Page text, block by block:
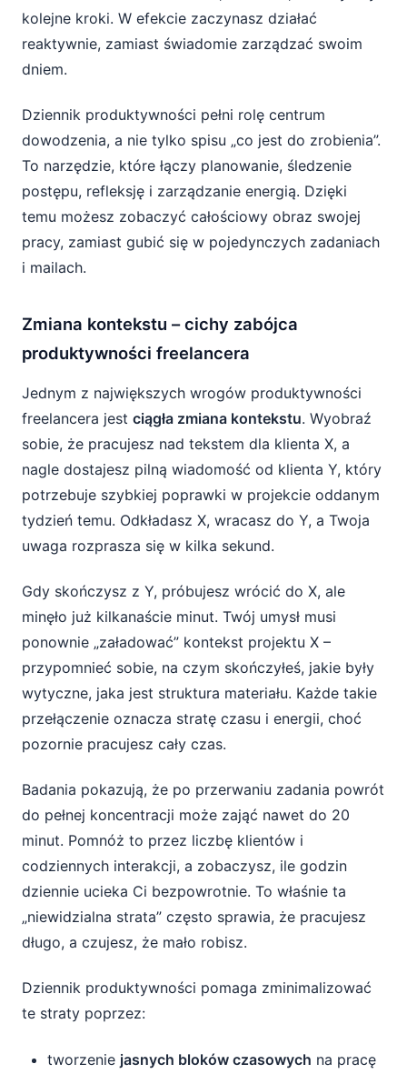
kolejne kroki. W efekcie zaczynasz działać
reaktywnie, zamiast świadomie zarządzać swoim
dniem.
Dziennik produktywności pełni rolę centrum
dowodzenia, a nie tylko spisu „co jest do zrobienia”.
To narzędzie, które łączy planowanie, śledzenie
postępu, refleksję i zarządzanie energią. Dzięki
temu możesz zobaczyć całościowy obraz swojej
pracy, zamiast gubić się w pojedynczych zadaniach
i mailach.
Zmiana kontekstu – cichy zabójca
produktywności freelancera
Jednym z największych wrogów produktywności
freelancera jest ciągła zmiana kontekstu. Wyobraź
sobie, że pracujesz nad tekstem dla klienta X, a
nagle dostajesz pilną wiadomość od klienta Y, który
potrzebuje szybkiej poprawki w projekcie oddanym
tydzień temu. Odkładasz X, wracasz do Y, a Twoja
uwaga rozprasza się w kilka sekund.
Gdy skończysz z Y, próbujesz wrócić do X, ale
minęło już kilkanaście minut. Twój umysł musi
ponownie „załadować” kontekst projektu X –
przypomnieć sobie, na czym skończyłeś, jakie były
wytyczne, jaka jest struktura materiału. Każde takie
przełączenie oznacza stratę czasu i energii, choć
pozornie pracujesz cały czas.
Badania pokazują, że po przerwaniu zadania powrót
do pełnej koncentracji może zająć nawet do 20
minut. Pomnóż to przez liczbę klientów i
codziennych interakcji, a zobaczysz, ile godzin
dziennie ucieka Ci bezpowrotnie. To właśnie ta
„niewidzialna strata” często sprawia, że pracujesz
długo, a czujesz, że mało robisz.
Dziennik produktywności pomaga zminimalizować
te straty poprzez:
tworzenie jasnych bloków czasowych na pracę